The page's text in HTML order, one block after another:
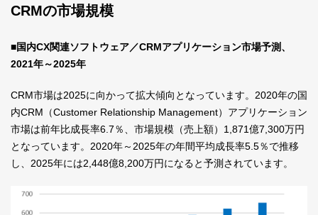
CRMの市場規模
■国内CX関連ソフトウェア／CRMアプリケーション市場予測、
2021年～2025年
CRM市場は2025に向かって拡大傾向となっています。2020年の国
内CRM（Customer Relationship Management）アプリケーション
市場は前年比成長率6.7％、市場規模（売上額）1,871億7,300万円
となっています。2020年～2025年の年間平均成長率5.5％で推移
し、2025年には2,448億8,200万円になると予測されています。